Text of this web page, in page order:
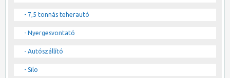
- 7,5 tonnás teherautó
- Nyergesvontató
- Autószállító
- Silo